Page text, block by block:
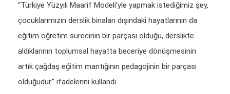
“Türkiye Yüzyılı Maarif Modeli’yle yapmak istediğimiz şey,
çocuklarımızın derslik binaları dışındaki hayatlarının da
eğitim öğretim sürecinin bir parçası olduğu, derslikte
aldıklarının toplumsal hayatta beceriye dönüşmesinin
artık çağdaş eğitim mantığının pedagojinin bir parçası
olduğudur.” ifadelerini kullandı.